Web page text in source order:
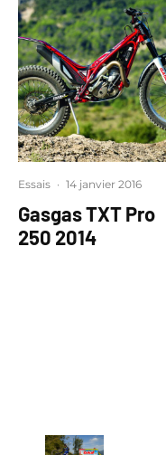
Essais · 14 janvier 2016
Gasgas TXT Pro
250 2014